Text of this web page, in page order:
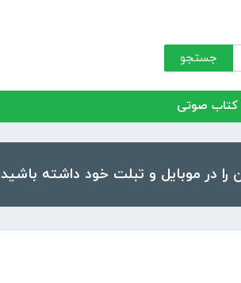
جستجو
کتاب صوتی